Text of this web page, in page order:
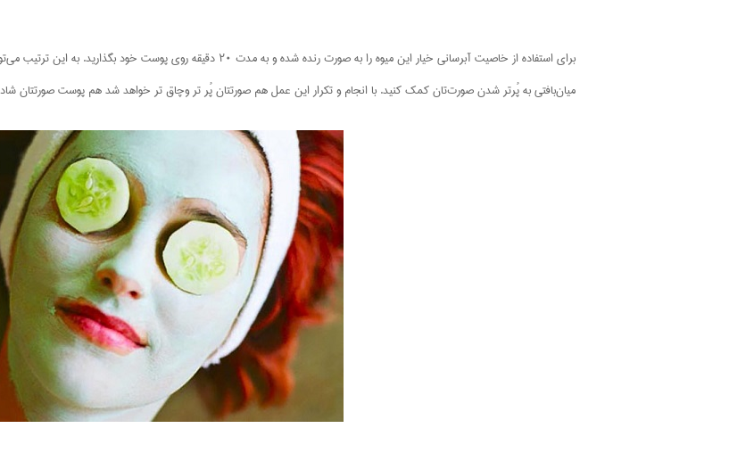
میان‌بافتی به پُرتر شدن صورت‌تان کمک کنید. با انجام و تکرار این عمل هم صورتتان پُر تر وچاق تر خواهد شد هم پوست صورتتان